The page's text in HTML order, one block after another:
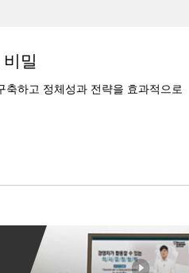
밀
하고 정체성과 전략을 효과적으로